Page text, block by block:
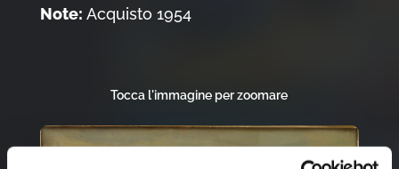
Note: Acquisto 1954
Tocca l'immagine per zoomare